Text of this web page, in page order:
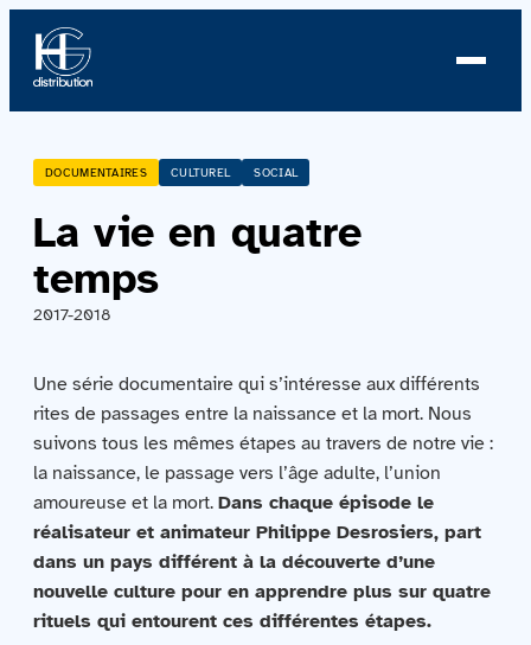
À propos
Profil
Nouvelles
Équipe
Catalogue
Contactez-nous
Acquisitions
DOCUMENTAIRES CULTUREL SOCIAL
La vie en quatre
temps
2017-2018
Une série documentaire qui s’intéresse aux différents
rites de passages entre la naissance et la mort. Nous
suivons tous les mêmes étapes au travers de notre vie :
la naissance, le passage vers l’âge adulte, l’union
amoureuse et la mort. Dans chaque épisode le
réalisateur et animateur Philippe Desrosiers, part
dans un pays différent à la découverte d’une
nouvelle culture pour en apprendre plus sur quatre
rituels qui entourent ces différentes étapes.